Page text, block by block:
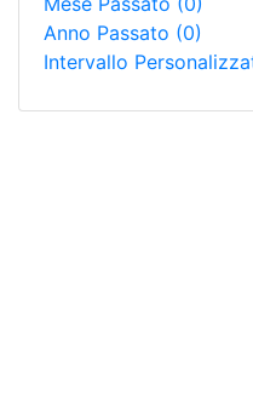
Anno Passato (0)
Intervallo